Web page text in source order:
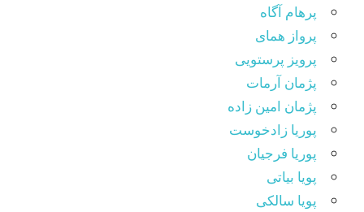
پرهام آگاه
پرواز همای
پرویز پرستویی
پژمان آرمات
پژمان امین زاده
پوریا زادخوست
پوریا فرجیان
پویا بیاتی
پویا سالکی